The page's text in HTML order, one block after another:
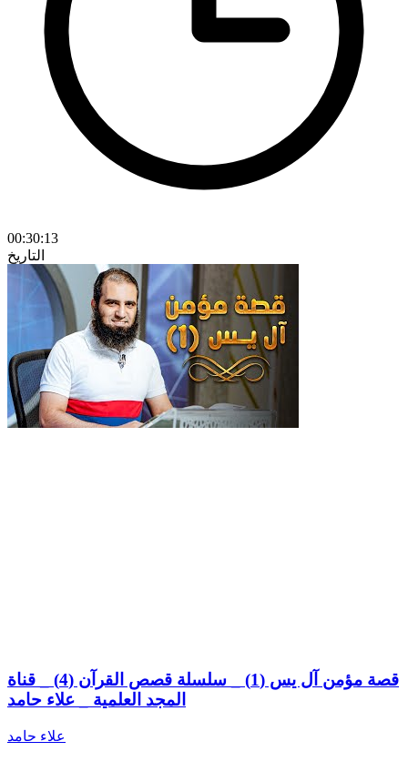
00:30:13
التاريخ
قصة مؤمن آل يس (1) _ سلسلة قصص القرآن (4) _ قناة
المجد العلمية _ علاء حامد
علاء حامد